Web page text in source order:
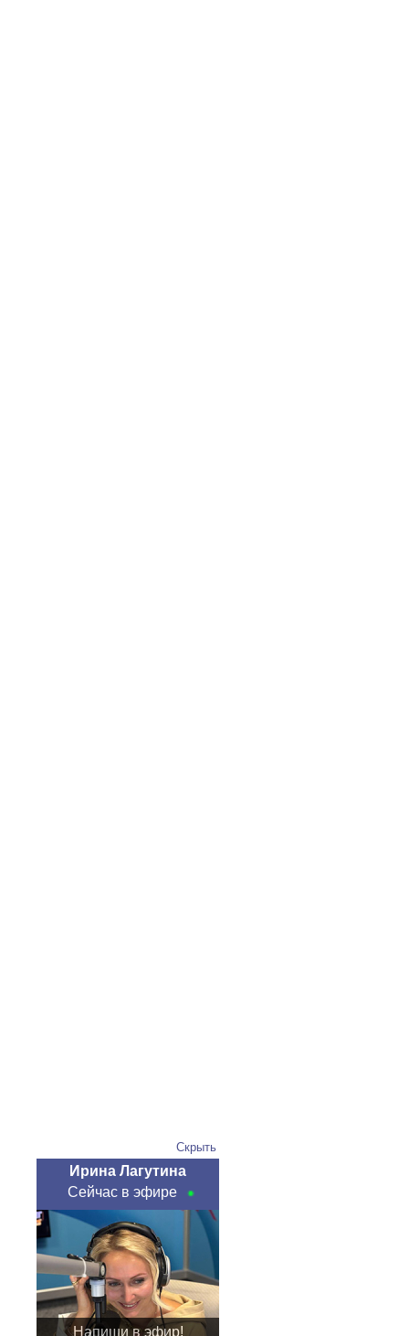
Скрыть
Ирина Лагутина
Сейчас в эфире
Напиши в эфир!